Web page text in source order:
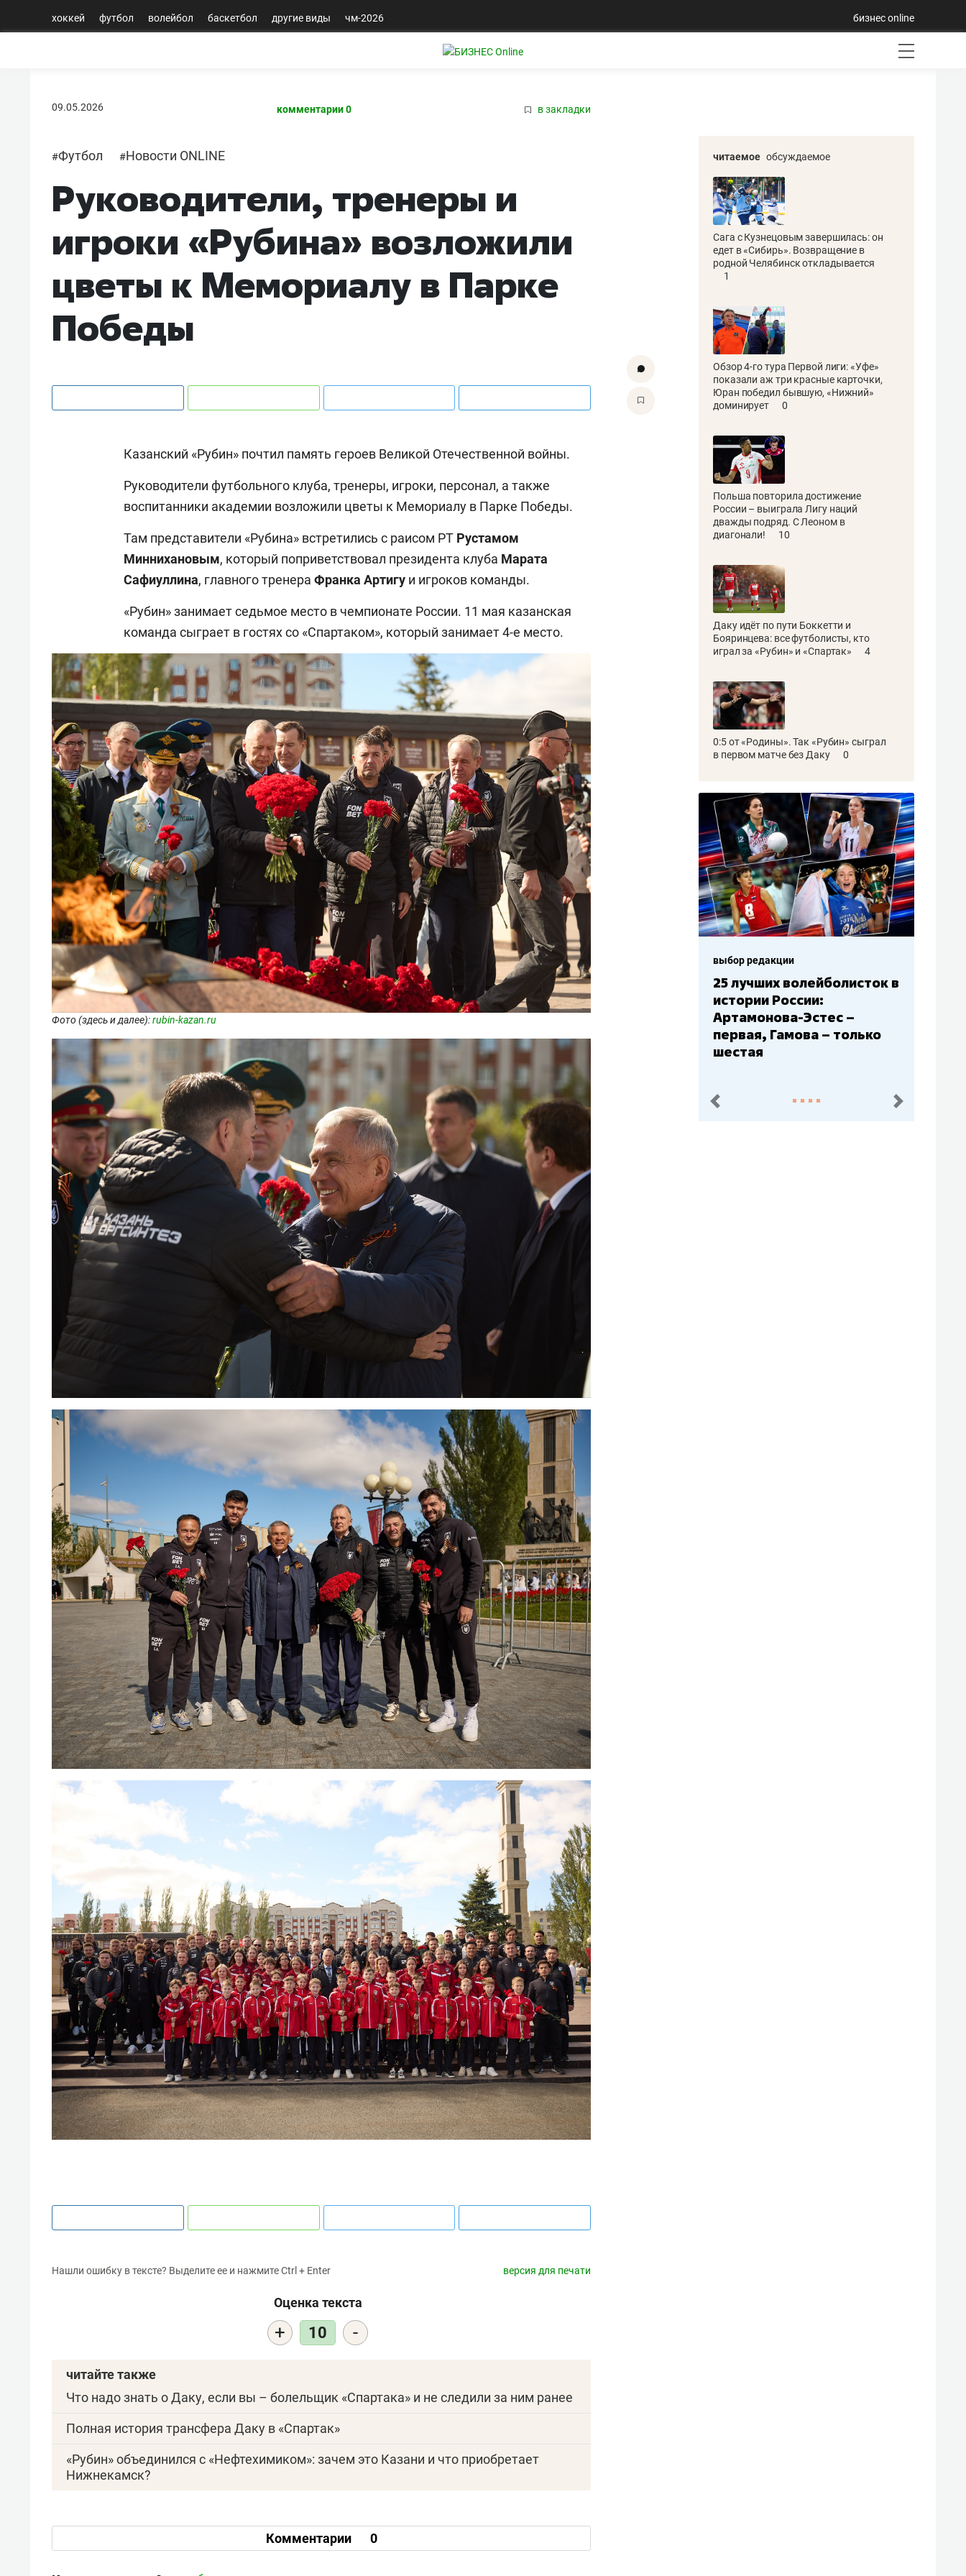
хоккей футбол волейбол баскетбол другие виды чм-2026 бизнес online
09.05.2026 комментарии 0 в закладки
#Футбол #Новости ONLINE
Руководители, тренеры и
игроки «Рубина» возложили
цветы к Мемориалу в Парке
Победы
Казанский «Рубин» почтил память героев Великой Отечественной войны.
Руководители футбольного клуба, тренеры, игроки, персонал, а также
воспитанники академии возложили цветы к Мемориалу в Парке Победы.
Там представители «Рубина» встретились с раисом РТ Рустамом
Миннихановым, который поприветствовал президента клуба Марата
Сафиуллина, главного тренера Франка Артигу и игроков команды.
«Рубин» занимает седьмое место в чемпионате России. 11 мая казанская
команда сыграет в гостях со «Спартаком», который занимает 4-е место.
Фото (здесь и далее):rubin-kazan.ru
Нашли ошибку в тексте? Выделите ее и нажмите Ctrl + Enter версия для печати
Оценка текста
+ 10 -
читайте также
Что надо знать о Даку, если вы – болельщик «Спартака» и не следили за ним ранее
Полная история трансфера Даку в «Спартак»
«Рубин» объединился с «Нефтехимиком»: зачем это Казани и что приобретает
Нижнекамск?
Комментарии 0
читаемое обсуждаемое
Сага с Кузнецовым завершилась: он
едет в «Сибирь». Возвращение в
родной Челябинск откладывается
1
Обзор 4-го тура Первой лиги: «Уфе»
показали аж три красные карточки,
Юран победил бывшую, «Нижний»
доминирует
0
Польша повторила достижение
России – выиграла Лигу наций
дважды подряд. С Леоном в
диагонали!
10
Даку идёт по пути Боккетти и
Бояринцева: все футболисты, кто
играл за «Рубин» и «Спартак»
4
0:5 от «Родины». Так «Рубин» сыграл
в первом матче без Даку
0
выбор редакции
Бюджеты клубов КХЛ: СКА
– главный мажор, «Ак
Барс» – второй, «Салават
Юлаев» – середняк
пред. след.